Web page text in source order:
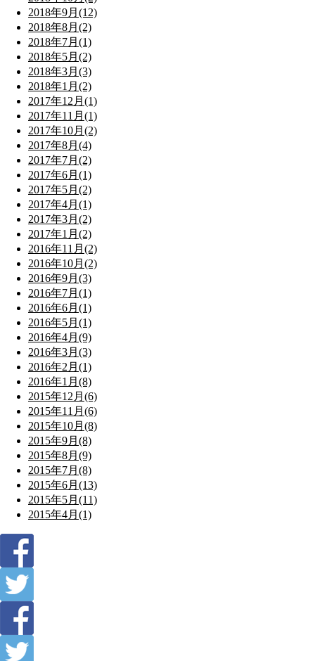
2018年9月(12)
2018年8月(2)
2018年7月(1)
2018年5月(2)
2018年3月(3)
2018年1月(2)
2017年12月(1)
2017年11月(1)
2017年10月(2)
2017年8月(4)
2017年7月(2)
2017年6月(1)
2017年5月(2)
2017年4月(1)
2017年3月(2)
2017年1月(2)
2016年11月(2)
2016年10月(2)
2016年9月(3)
2016年7月(1)
2016年6月(1)
2016年5月(1)
2016年4月(9)
2016年3月(3)
2016年2月(1)
2016年1月(8)
2015年12月(6)
2015年11月(6)
2015年10月(8)
2015年9月(8)
2015年8月(9)
2015年7月(8)
2015年6月(13)
2015年5月(11)
2015年4月(1)